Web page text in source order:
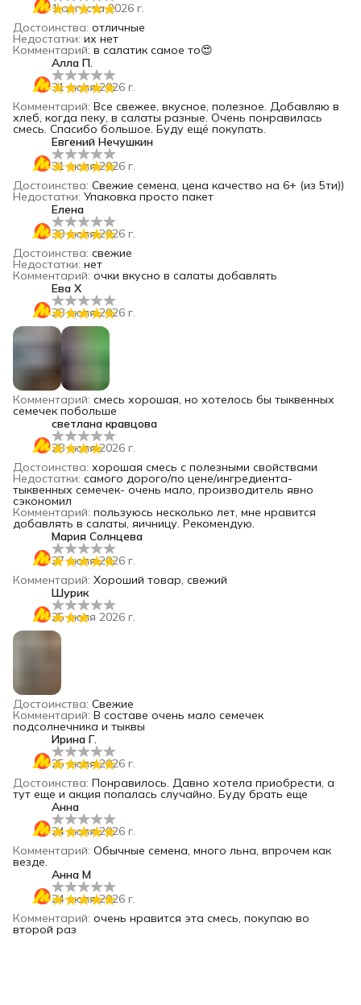
1 августа 2026 г.
Достоинства: отличные
Недостатки: их нет
Комментарий: в салатик самое то😍
Алла П.
31 июля 2026 г.
Комментарий: Все свежее, вкусное, полезное. Добавляю в
хлеб, когда пеку, в салаты разные. Очень понравилась
смесь. Спасибо большое. Буду ещё покупать.
Евгений Нечушкин
31 июля 2026 г.
Достоинства: Свежие семена, цена качество на 6+ (из 5ти))
Недостатки: Упаковка просто пакет
Елена
30 июля 2026 г.
Достоинства: свежие
Недостатки: нет
Комментарий: очки вкусно в салаты добавлять
Ева Х
28 июля 2026 г.
Комментарий: смесь хорошая, но хотелось бы тыквенных
семечек побольше
светлана кравцова
28 июля 2026 г.
Достоинства: хорошая смесь с полезными свойствами
Недостатки: самого дорого/по цене/ингредиента-
тыквенных семечек- очень мало, производитель явно
сэкономил
Комментарий: пользуюсь несколько лет, мне нравится
добавлять в салаты, яичницу. Рекомендую.
Мария Солнцева
27 июля 2026 г.
Комментарий: Хороший товар, свежий
Шурик
25 июля 2026 г.
Достоинства: Свежие
Комментарий: В составе очень мало семечек
подсолнечника и тыквы
Ирина Г.
25 июля 2026 г.
Достоинства: Понравилось. Давно хотела приобрести, а
тут еще и акция попалась случайно. Буду брать еще
Анна
24 июля 2026 г.
Комментарий: Обычные семена, много льна, впрочем как
везде.
Анна М
24 июля 2026 г.
Комментарий: очень нравится эта смесь, покупаю во
второй раз